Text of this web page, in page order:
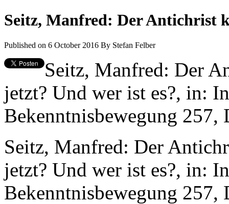
Seitz, Manfred: Der Antichrist
Published on 6 October 2016 By Stefan Felber
Seitz, Manfred: Der
jetzt? Und wer ist es?, in:
Bekenntnisbewegung 257,
Seitz, Manfred: Der
jetzt? Und wer ist es?, in:
Bekenntnisbewegung 257,